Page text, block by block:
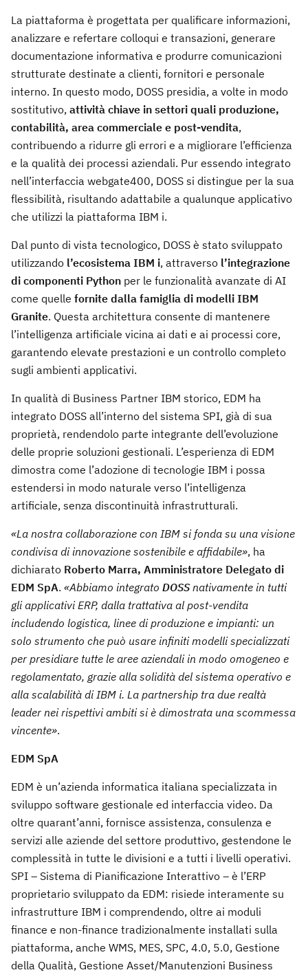
La piattaforma è progettata per qualificare informazioni,
analizzare e refertare colloqui e transazioni, generare
documentazione informativa e produrre comunicazioni
strutturate destinate a clienti, fornitori e personale
interno. In questo modo, DOSS presidia, a volte in modo
sostitutivo, attività chiave in settori quali produzione,
contabilità, area commerciale e post-vendita,
contribuendo a ridurre gli errori e a migliorare l’efficienza
e la qualità dei processi aziendali. Pur essendo integrato
nell’interfaccia webgate400, DOSS si distingue per la sua
flessibilità, risultando adattabile a qualunque applicativo
che utilizzi la piattaforma IBM i.
Dal punto di vista tecnologico, DOSS è stato sviluppato
utilizzando l’ecosistema IBM i, attraverso l’integrazione
di componenti Python per le funzionalità avanzate di AI
come quelle fornite dalla famiglia di modelli IBM
Granite. Questa architettura consente di mantenere
l’intelligenza artificiale vicina ai dati e ai processi core,
garantendo elevate prestazioni e un controllo completo
sugli ambienti applicativi.
In qualità di Business Partner IBM storico, EDM ha
integrato DOSS all’interno del sistema SPI, già di sua
proprietà, rendendolo parte integrante dell’evoluzione
delle proprie soluzioni gestionali. L’esperienza di EDM
dimostra come l’adozione di tecnologie IBM i possa
estendersi in modo naturale verso l’intelligenza
artificiale, senza discontinuità infrastrutturali.
«La nostra collaborazione con IBM si fonda su una visione
condivisa di innovazione sostenibile e affidabile», ha
dichiarato Roberto Marra, Amministratore Delegato di
EDM SpA. «Abbiamo integrato DOSSnativamente in tutti
gli applicativi ERP, dalla trattativa al post-vendita
includendo logistica, linee di produzione e impianti: un
solo strumento che può usare infiniti modelli specializzati
per presidiare tutte le aree aziendali in modo omogeneo e
regolamentato, grazie alla solidità del sistema operativo e
alla scalabilità di IBM i. La partnership tra due realtà
leader nei rispettivi ambiti si è dimostrata una scommessa
vincente».
EDM SpA
EDM è un’azienda informatica italiana specializzata in
sviluppo software gestionale ed interfaccia video. Da
oltre quarant’anni, fornisce assistenza, consulenza e
servizi alle aziende del settore produttivo, gestendone le
complessità in tutte le divisioni e a tutti i livelli operativi.
SPI – Sistema di Pianificazione Interattivo – è l’ERP
proprietario sviluppato da EDM: risiede interamente su
infrastrutture IBM i comprendendo, oltre ai moduli
finance e non-finance tradizionalmente installati sulla
piattaforma, anche WMS, MES, SPC, 4.0, 5.0, Gestione
della Qualità, Gestione Asset/Manutenzioni Business